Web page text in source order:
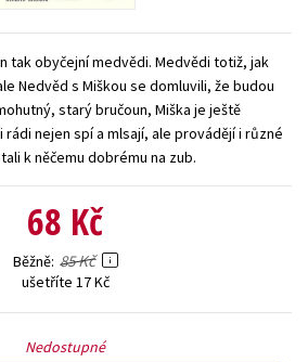
literatura Zdraví a životní styl
Všechny tituly
tak obyčejní medvědi. Medvědi totiž, jak
Nedvěd s Miškou se domluvili, že budou
starý bručoun, Miška je ještě
nejen spí a mlsají, ale provádějí i různé
k něčemu dobrému na zub.
68 Kč
Běžně 85 Kč
ušetříte 17 Kč
Nedostupné